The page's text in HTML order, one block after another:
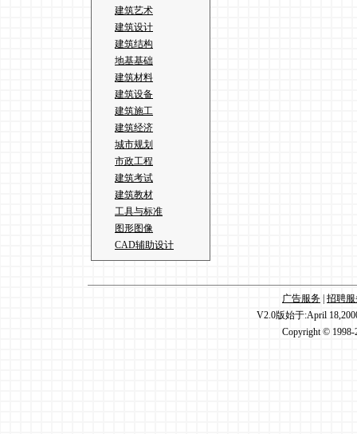
建筑艺术
建筑设计
建筑结构
地基基础
建筑材料
建筑设备
建筑施工
建筑经济
城市规划
市政工程
建筑考试
建筑教材
工具与标准
图形图像
CAD辅助设计
广告服务 招聘
V2.0版始于:April
Copyright © 1998-